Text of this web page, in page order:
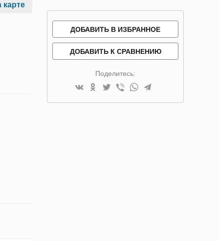
карте
ДОБАВИТЬ В ИЗБРАННОЕ
ДОБАВИТЬ К СРАВНЕНИЮ
Поделитесь: